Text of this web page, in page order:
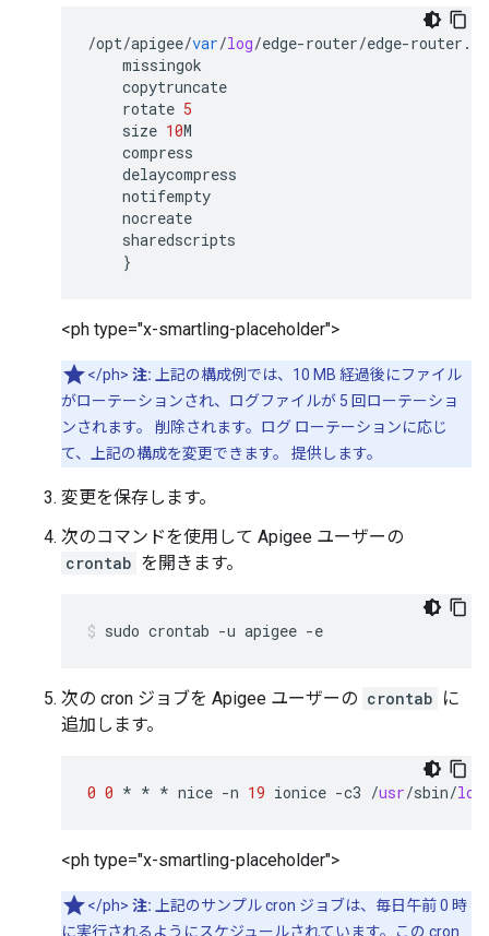
/opt/apigee/var/log/edge-router/edge-router .
missingok
copytruncate
rotate 5
size 10M
compress
delaycompress
notifempty
nocreate
sharedscripts
}
<ph type="x-smartling-placeholder">
</ph> 注: 上記の構成例では、10 MB 経過後にファイル
がローテーションされ、ログファイルが 5 回ローテーショ
ンされます。 削除されます。ログ ローテーションに応じ
て、上記の構成を変更できます。 提供します。
変更を保存します。
次のコマンドを使用して Apigee ユーザーの
crontab を開きます。
次の cron ジョブを Apigee ユーザーの crontab に
追加します。
0 0 * * * nice -n 19 ionice -c3 /usr/sbin/log
<ph type="x-smartling-placeholder">
</ph> 注: 上記のサンプル cron ジョブは、毎日午前 0 時
に実行されるようにスケジュールされています。この cron